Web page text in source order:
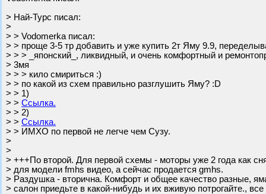
> Най-Турс писал:
>
> > Vodomerka писал:
> > проще 3-5 тр добавить и уже купить 2т Яму 9.9,
> > > _японский_, ликвидный, и очень комфортный и
> 3мя
> > > кило смириться :)
> > по какой из схем правильно разглушить Яму? :D
> > 1)
> > Ссылка.
> > 2)
> > Ссылка.
> > ИМХО по первой не легче чем Сузу.
>
>
> +++По второй. Для первой схемы - моторы уже 2 года как
> для модели fmhs видео, а сейчас продается gmhs.
> Раздушка - вторична. Комфорт и общее качество разные,
> салон приедьте в какой-нибудь и их вживую потрогайте.,